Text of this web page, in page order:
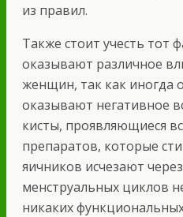
из правил.
Также стоит учесть тот
оказывают различное
женщин, так как иногда
оказывают негативное
кисты, проявляющиеся
препаратов, которые
яичников исчезают
менструальных циклов
никаких